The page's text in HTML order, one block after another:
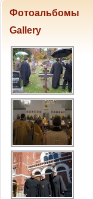
Фотоальбомы
Gallery